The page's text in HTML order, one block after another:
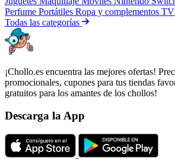
Perfume Portátiles Ropa y complementos TV
Todas las categorías
¡Chollo.es encuentra las mejores ofertas!
promocionales, cupones para tus tiendas
gratuitos para los amantes de los chollos!
Descarga la App